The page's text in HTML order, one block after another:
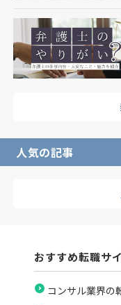
人気の記事
おすすめ転職サ
コンサル業界の